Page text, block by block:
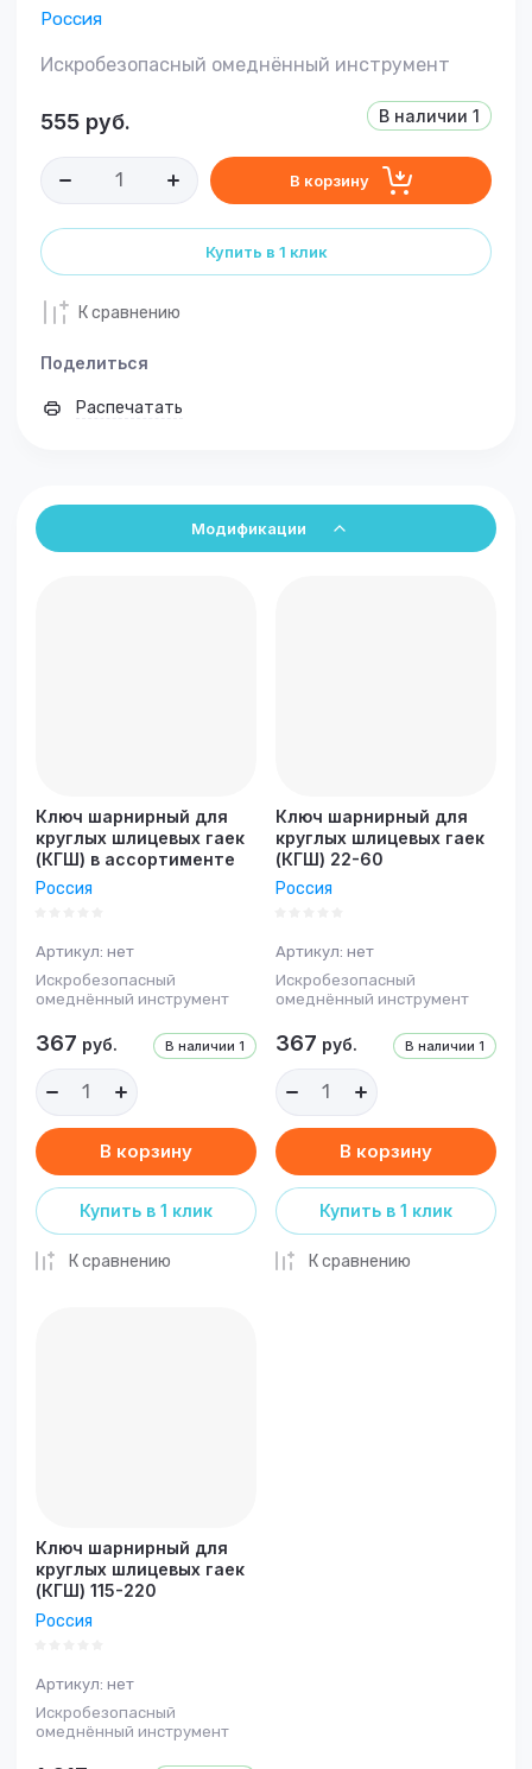
Россия
Искробезопасный омеднённый инструмент
В наличии 1
555 руб.
В корзину
Купить в 1 клик
К сравнению
Поделиться
Распечатать
Модификации
Ключ шарнирный для
круглых шлицевых гаек
(КГШ) в ассортименте
Россия
Артикул: нет
Искробезопасный
омеднённый инструмент
В наличии 1
367 руб.
В корзину
Купить в 1 клик
К сравнению
Ключ шарнирный для
круглых шлицевых гаек
(КГШ) 22-60
Россия
Артикул: нет
Искробезопасный
омеднённый инструмент
В наличии 1
367 руб.
В корзину
Купить в 1 клик
К сравнению
Ключ шарнирный для
круглых шлицевых гаек
(КГШ) 115-220
Россия
Артикул: нет
Искробезопасный
омеднённый инструмент